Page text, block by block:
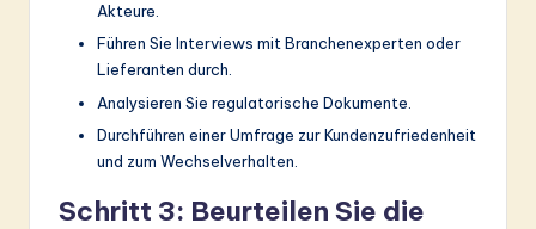
Akteure.
Führen Sie Interviews mit Branchenexperten oder
Lieferanten durch.
Analysieren Sie regulatorische Dokumente.
Durchführen einer Umfrage zur Kundenzufriedenheit
und zum Wechselverhalten.
Schritt 3: Beurteilen Sie die